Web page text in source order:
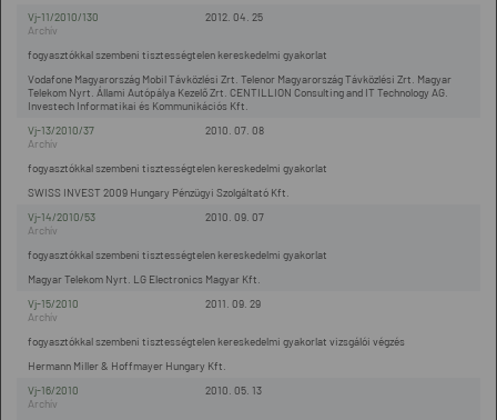
2012. 04. 25
Vj-11/2010/130
Vodafone Magyarország Mobil Távközlési Zrt. Telenor Magyarország Távközlési Zrt. Magyar
Telekom Nyrt. Állami Autópálya Kezelő Zrt. CENTILLION Consulting and IT Technology AG.
Investech Informatikai és Kommunikációs Kft.
fogyasztókkal szembeni tisztességtelen kereskedelmi gyakorlat
2010. 07. 08
Vj-13/2010/37
SWISS INVEST 2009 Hungary Pénzügyi Szolgáltató Kft.
fogyasztókkal szembeni tisztességtelen kereskedelmi gyakorlat
2010. 09. 07
Vj-14/2010/53
Magyar Telekom Nyrt. LG Electronics Magyar Kft.
fogyasztókkal szembeni tisztességtelen kereskedelmi gyakorlat
2011. 09. 29
Vj-15/2010
Hermann Miller & Hoffmayer Hungary Kft.
fogyasztókkal szembeni tisztességtelen kereskedelmi gyakorlat vizsgálói végzés
2010. 05. 13
Vj-16/2010